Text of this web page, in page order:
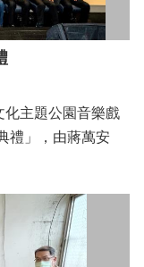
化主題公園音樂戲
禮」，由蔣萬安